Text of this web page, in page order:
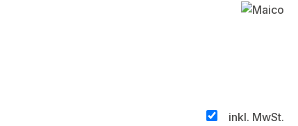
inkl. MwSt.